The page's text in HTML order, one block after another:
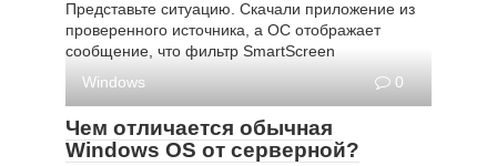
Представьте ситуацию. Скачали приложение из
проверенного источника, а ОС отображает
сообщение, что фильтр SmartScreen
Windows
0
Чем отличается обычная
Windows OS от серверной?